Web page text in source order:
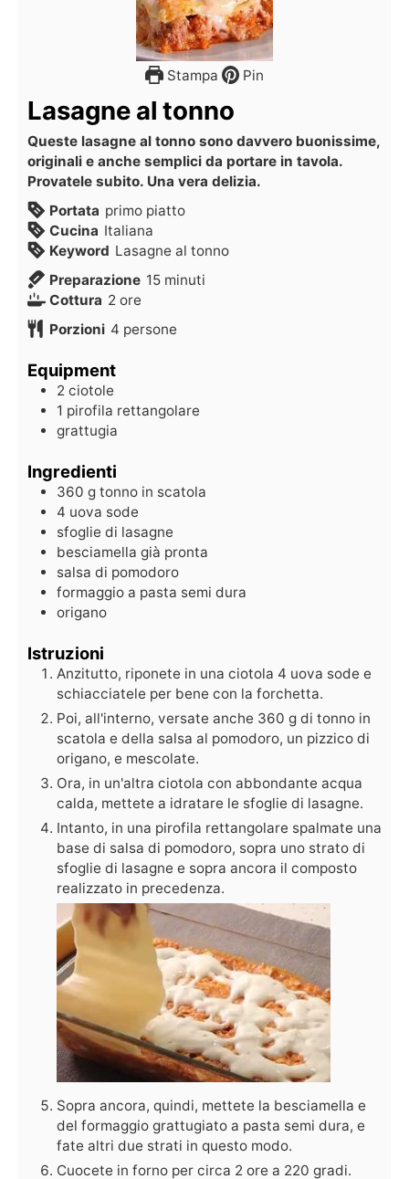
Stampa Pin
Lasagne al tonno
Queste lasagne al tonno sono davvero buonissime,
originali e anche semplici da portare in tavola.
Provatele subito. Una vera delizia.
Portata primo piatto
Cucina Italiana
Keyword Lasagne al tonno
Preparazione 15 minuti
Cottura 2 ore
Porzioni 4 persone
Equipment
2 ciotole
1 pirofila rettangolare
grattugia
Ingredienti
360 g tonno in scatola
4 uova sode
sfoglie di lasagne
besciamella già pronta
salsa di pomodoro
formaggio a pasta semi dura
origano
Istruzioni
Anzitutto, riponete in una ciotola 4 uova sode e
schiacciatele per bene con la forchetta.
Poi, all'interno, versate anche 360 g di tonno in
scatola e della salsa al pomodoro, un pizzico di
origano, e mescolate.
Ora, in un'altra ciotola con abbondante acqua
calda, mettete a idratare le sfoglie di lasagne.
Intanto, in una pirofila rettangolare spalmate una
base di salsa di pomodoro, sopra uno strato di
sfoglie di lasagne e sopra ancora il composto
realizzato in precedenza.
Sopra ancora, quindi, mettete la besciamella e
del formaggio grattugiato a pasta semi dura, e
fate altri due strati in questo modo.
Cuocete in forno per circa 2 ore a 220 gradi.